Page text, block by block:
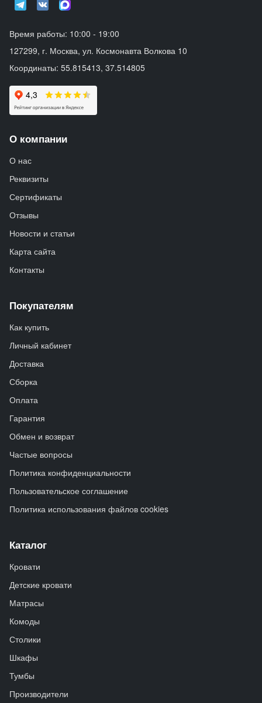
Время работы: 10:00 - 19:00
127299, г. Москва, ул. Космонавта Волкова 10
Координаты: 55.815413, 37.514805
О компании
О нас
Реквизиты
Сертификаты
Отзывы
Новости и статьи
Карта сайта
Контакты
Покупателям
Как купить
Личный кабинет
Доставка
Сборка
Оплата
Гарантия
Обмен и возврат
Частые вопросы
Политика конфиденциальности
Пользовательское соглашение
Политика использования файлов cookies
Каталог
Кровати
Детские кровати
Матрасы
Комоды
Столики
Шкафы
Тумбы
Производители